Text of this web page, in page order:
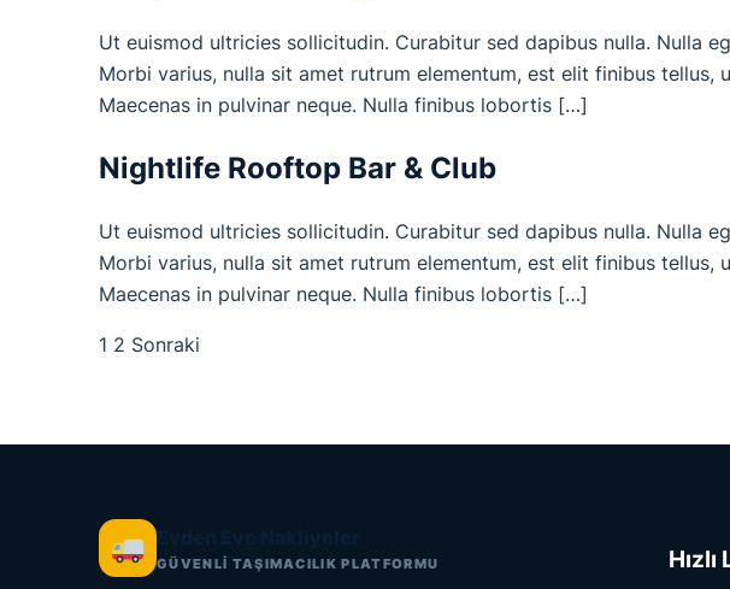
Ut euismod ultricies sollicitudin. Curabitur sed dapibus nulla. Nulla
Morbi varius, nulla sit amet rutrum elementum, est elit finibus
Maecenas in pulvinar neque. Nulla finibus lobortis […]
Nightlife Rooftop Bar & Club
Ut euismod ultricies sollicitudin. Curabitur sed dapibus nulla. Nulla
Morbi varius, nulla sit amet rutrum elementum, est elit finibus
Maecenas in pulvinar neque. Nulla finibus lobortis […]
Yazı
1 2 Sonraki
GÜVENLİ TAŞIMACILIK PLATFORMU